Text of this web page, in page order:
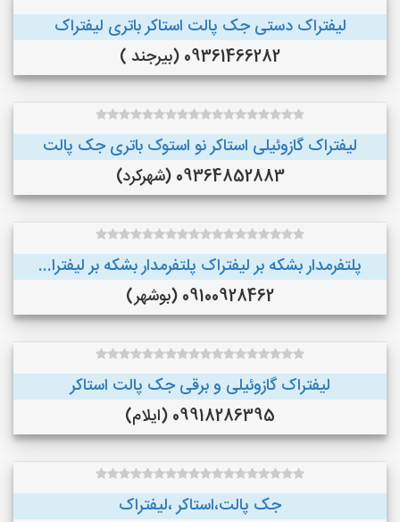
لیفتراک دستی جک پالت استاکر باتری لیفتراک
09361466282 (بیرجند )
لیفتراک گازوئیلی استاکر نو استوک باتری جک پالت
09364852883 (شهرکرد)
پلتفرمدار بشکه بر لیفتراک پلتفرمدار بشکه بر لیفترا...
09100928462 (بوشهر)
لیفتراک گازوئیلی و برقی جک پالت استاکر
09918286395 (ایلام)
جک پالت،استاکر ،لیفتراک